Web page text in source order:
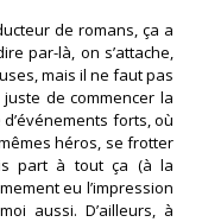
de romans, ça a
par-là, on s’attache,
mais il ne faut pas
de commencer la
forts, où
héros, se frotter
part à tout ça (à la
eu l’impression
aussi. D’ailleurs, à